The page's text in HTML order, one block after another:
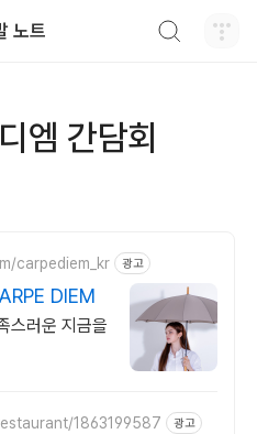
노트
엠 간담회
carpediem_kr 광고
DIEM
스러운 지금을
1863199587 광고